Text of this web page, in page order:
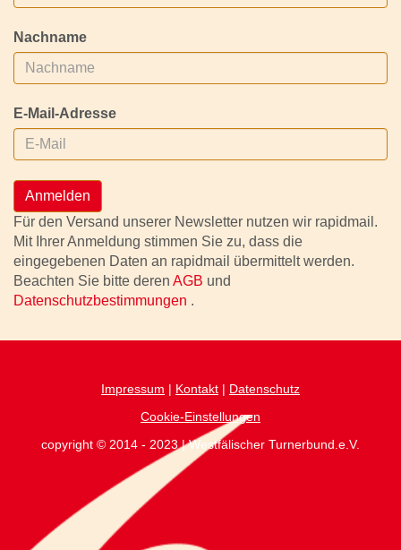
Nachname
E-Mail-Adresse
Anmelden
Für den Versand unserer Newsletter nutzen wir rapidmail.
Mit Ihrer Anmeldung stimmen Sie zu, dass die
eingegebenen Daten an rapidmail übermittelt werden.
Beachten Sie bitte deren AGB und
Datenschutzbestimmungen .
Impressum | Kontakt | Datenschutz
Cookie-Einstellungen
copyright © 2014 - 2023 | Westfälischer Turnerbund.e.V.